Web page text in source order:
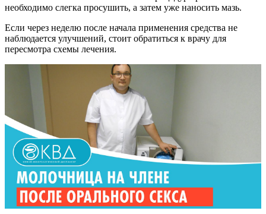
необходимо слегка просушить, а затем уже наносить мазь.
Если через неделю после начала применения средства не
наблюдается улучшений, стоит обратиться к врачу для
пересмотра схемы лечения.